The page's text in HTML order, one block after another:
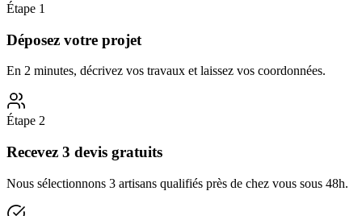
Étape 1
Déposez votre projet
En 2 minutes, décrivez vos travaux et laissez vos coordonnées.
Étape 2
Recevez 3 devis gratuits
Nous sélectionnons 3 artisans qualifiés près de chez vous sous 48h.